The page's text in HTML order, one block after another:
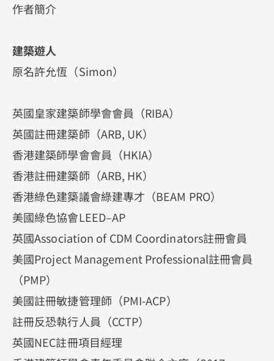
作者簡介
建築遊人
原名許允恆（Simon）
英國皇家建築師學會會員（RIBA）
英國註冊建築師（ARB, UK）
香港建築師學會會員（HKIA）
香港註冊建築師（ARB, HK）
香港綠色建築議會綠建專才（BEAM PRO）
美國綠色協會LEED–AP
英國Association of CDM Coordinators註冊會員
美國Project Management Professional註冊會員
（PMP）
美國註冊敏捷管理師（PMI-ACP）
註冊反恐執行人員（CCTP）
英國NEC註冊項目經理